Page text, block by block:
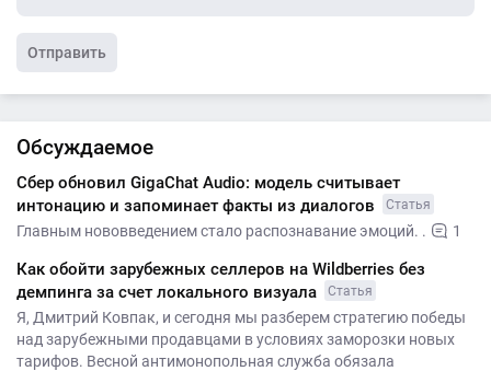
Отправить
Обсуждаемое
Сбер обновил GigaChat Audio: модель считывает
интонацию и запоминает факты из диалогов
Статья
Главным нововведением стало распознавание эмоций. . 1
Как обойти зарубежных селлеров на Wildberries без
демпинга за счет локального визуала
Статья
Я, Дмитрий Ковпак, и сегодня мы разберем стратегию победы
над зарубежными продавцами в условиях заморозки новых
тарифов. Весной антимонопольная служба обязала